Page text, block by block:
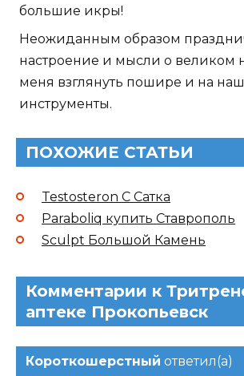
большие икры!
Неожиданным образом
настроение и мысли о великом
меня взглянуть пошире и на
инструменты.
ПОХОЖИЕ СТАТЬИ
Testosteron C Сатка
Paraboliq купить Ставрополь
Sculpt Большой Камень
Комментарии к
аптеке Прокопьевск
Короткошерстный ответил(а)